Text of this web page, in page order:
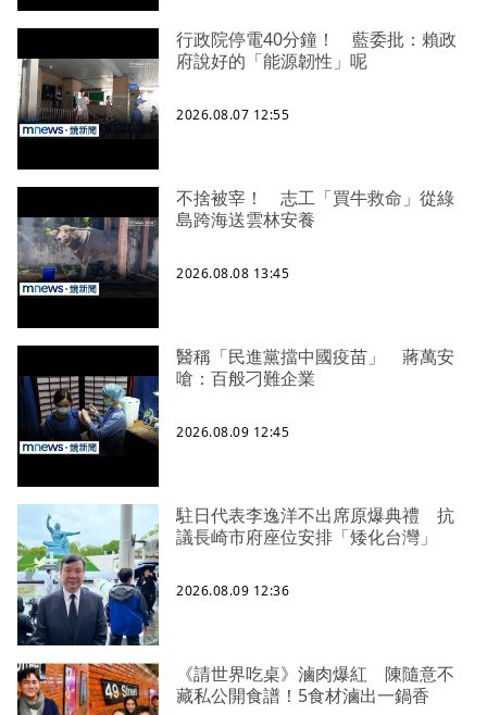
行政院停電40分鐘！ 藍委批：賴政
府說好的「能源韌性」呢
2026.08.07 12:55
不捨被宰！ 志工「買牛救命」從綠
島跨海送雲林安養
2026.08.08 13:45
醫稱「民進黨擋中國疫苗」 蔣萬安
嗆：百般刁難企業
2026.08.09 12:45
駐日代表李逸洋不出席原爆典禮 抗
議長崎市府座位安排「矮化台灣」
2026.08.09 12:36
《請世界吃桌》滷肉爆紅 陳隨意不
藏私公開食譜！5食材滷出一鍋香